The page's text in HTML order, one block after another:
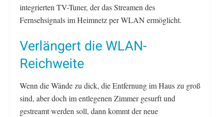
integrierten TV-Tuner, der das Streamen des
Fernsehsignals im Heimnetz per WLAN ermöglicht.
Verlängert die WLAN-
Reichweite
Wenn die Wände zu dick, die Entfernung im Haus zu groß
sind, aber doch im entlegenen Zimmer gesurft und
gestreamt werden soll, dann kommt der neue